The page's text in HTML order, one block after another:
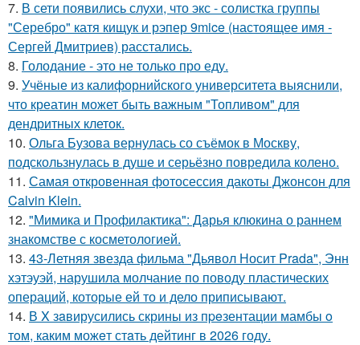
7. В сети появились слухи, что экс - солистка группы
"Серебро" катя кищук и рэпер 9mice (настоящее имя -
Сергей Дмитриев) расстались.
8. Голодание - это не только про еду.
9. Учёные из калифорнийского университета выяснили,
что креатин может быть важным "Топливом" для
дендритных клеток.
10. Ольга Бузова вернулась со съёмок в Москву,
подскользнулась в душе и серьёзно повредила колено.
11. Самая откровенная фотосессия дакоты Джонсон для
Calvin Klein.
12. "Мимика и Профилактика": Дарья клюкина о раннем
знакомстве с косметологией.
13. 43-Летняя звезда фильма "Дьявол Носит Prada", Энн
хэтэуэй, нарушила молчание по поводу пластических
операций, которые ей то и дело приписывают.
14. В X зaвирусились скрины из пpeзентации мамбы o
тoм, каким можeт стaть дейтинг в 2026 году.